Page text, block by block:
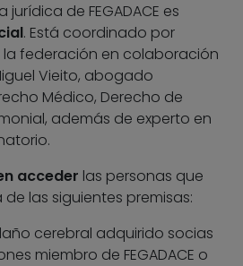
de FEGADACE es
. Está coordinado por
federación en colaboración
Vieito, abogado
Médico, Derecho de
además de experto en
acceder las personas que
las siguientes premisas:
cerebral adquirido socias
miembro de FEGADACE o